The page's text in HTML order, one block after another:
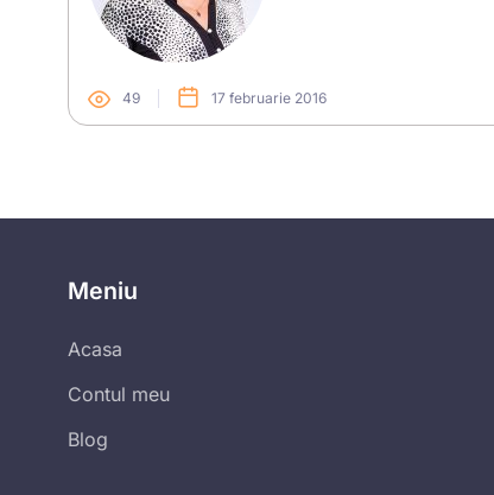
49 17 februarie 2016
Meniu
Acasa
Contul meu
Blog